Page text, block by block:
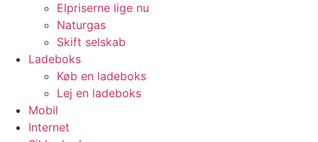
Elpriserne lige nu
Naturgas
Skift selskab
Ladeboks
Køb en ladeboks
Lej en ladeboks
Mobil
Internet